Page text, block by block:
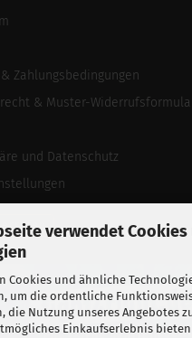
verwendet
Cookies und ähnliche
um die ordentliche
die Nutzung unseres Angebotes
Einkaufserlebnis
Zahlungsbedingungen
& Muster-
und Datenschutz